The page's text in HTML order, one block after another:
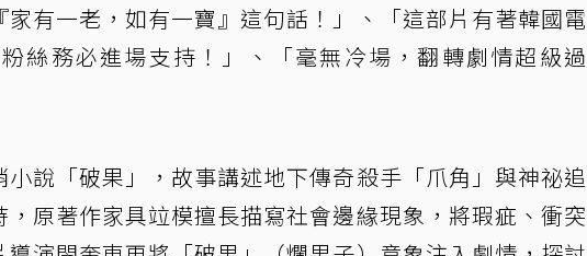
有一老，如有一寶』這句話！」、「這部片有著韓國電
絲務必進場支持！」、「毫無冷場，翻轉劇情超級過
小說「破果」，故事講述地下傳奇殺手「爪角」與神祕追
原著作家具竝模擅長描寫社會邊緣現象，將瑕疵、衝突